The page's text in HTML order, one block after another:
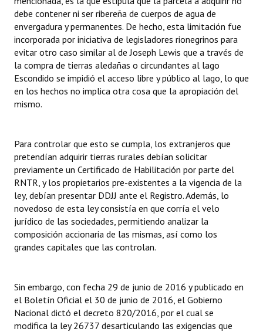
debe contener ni ser ribereña de cuerpos de agua de
envergadura y permanentes. De hecho, esta limitación fue
incorporada por iniciativa de legisladores rionegrinos para
evitar otro caso similar al de Joseph Lewis que a través de
la compra de tierras aledañas o circundantes al lago
Escondido se impidió el acceso libre y público al lago, lo que
en los hechos no implica otra cosa que la apropiación del
mismo.
Para controlar que esto se cumpla, los extranjeros que
pretendían adquirir tierras rurales debían solicitar
previamente un Certificado de Habilitación por parte del
RNTR, y los propietarios pre-existentes a la vigencia de la
ley, debían presentar DDJJ ante el Registro. Además, lo
novedoso de esta ley consistía en que corría el velo
jurídico de las sociedades, permitiendo analizar la
composición accionaria de las mismas, así como los
grandes capitales que las controlan.
Sin embargo, con fecha 29 de junio de 2016 y publicado en
el Boletín Oficial el 30 de junio de 2016, el Gobierno
Nacional dictó el decreto 820/2016, por el cual se
modifica la ley 26737 desarticulando las exigencias que